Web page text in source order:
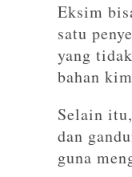
Eksim
satu
yang
bahan
Selain
dan
guna